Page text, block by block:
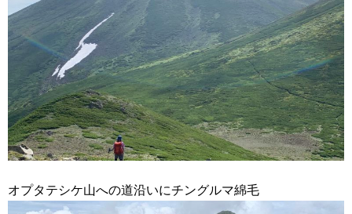
オプタテシケ山への道沿いにチングルマ綿毛